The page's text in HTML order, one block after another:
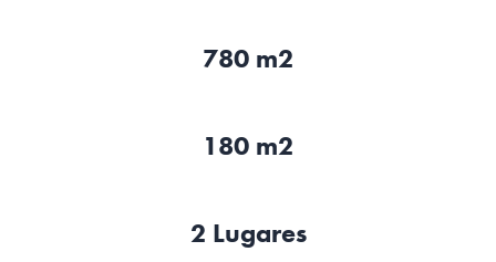
780 m2
180 m2
2 Lugares